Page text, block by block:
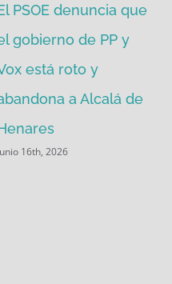
PSOE denuncia que
gobierno de PP y
está roto y
a Alcalá de
16th, 2026